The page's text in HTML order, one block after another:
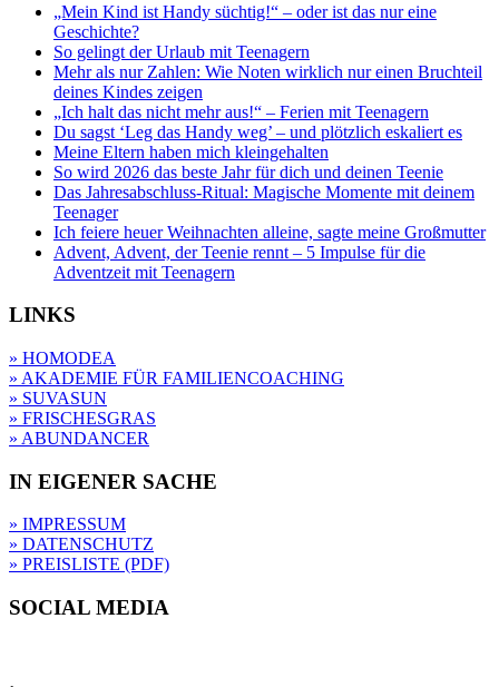
„Mein Kind ist Handy süchtig!“ – oder ist das nur eine
Geschichte?
So gelingt der Urlaub mit Teenagern
Mehr als nur Zahlen: Wie Noten wirklich nur einen Bruchteil
deines Kindes zeigen
„Ich halt das nicht mehr aus!“ – Ferien mit Teenagern
Du sagst ‘Leg das Handy weg’ – und plötzlich eskaliert es
Meine Eltern haben mich kleingehalten
So wird 2026 das beste Jahr für dich und deinen Teenie
Das Jahresabschluss-Ritual: Magische Momente mit deinem
Teenager
Ich feiere heuer Weihnachten alleine, sagte meine Großmutter
Advent, Advent, der Teenie rennt – 5 Impulse für die
Adventzeit mit Teenagern
LINKS
» HOMODEA
» AKADEMIE FÜR FAMILIENCOACHING
» SUVASUN
» FRISCHESGRAS
» ABUNDANCER
IN EIGENER SACHE
» IMPRESSUM
» DATENSCHUTZ
» PREISLISTE (PDF)
SOCIAL MEDIA